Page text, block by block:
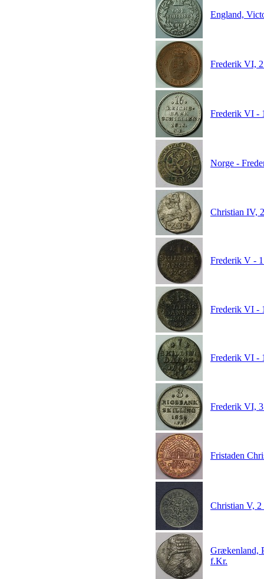
England,
Frederik VI,
Frederik VI -
Norge -
Christian IV,
Frederik V -
Frederik VI -
Frederik VI -
Frederik VI,
Fristaden
Christian V,
Grækenland,
f.Kr.